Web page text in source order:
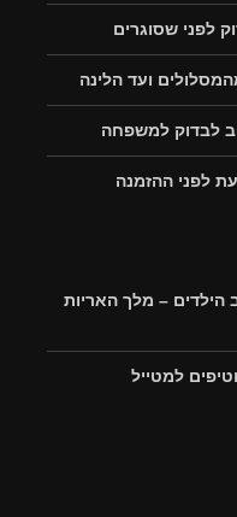
לפני שסוגרים
ועד הלינה
לבדוק למשפחה
לפני ההזמנה
– מלך האריות
למטייל